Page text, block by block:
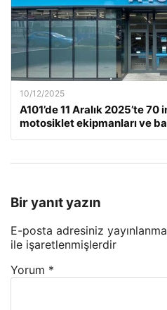
10/12/2025
A101’de 11 Aralık 2025’te
motosiklet ekipmanları ve
Bir yanıt yazın
E-posta adresiniz
ile işaretlenmişlerdir
Yorum *